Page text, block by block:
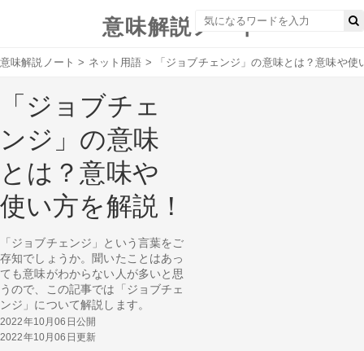
意味解説ノート
意味解説ノート > ネット用語 > 「ジョブチェンジ」の意味とは？意味や使
「ジョブチェ
ンジ」の意味
とは？意味や
使い方を解説！
「ジョブチェンジ」という言葉をご
存知でしょうか。聞いたことはあっ
ても意味がわからない人が多いと思
うので、この記事では「ジョブチェ
ンジ」について解説します。
2022年10月06日公開
2022年10月06日更新